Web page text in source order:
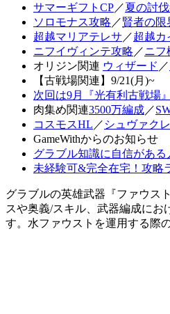
サマーギフトCP／夏の討
ソロモナス攻略 ／賢者の限
超越マリアテレサ ／超越カ
ニフイヴィンテ攻略 ／ニフ
オリジン関連 ウィザード ／
【古戦場関連】9/21(月)~
次回は9月『光有利古戦場』
肉集め関連3500万編成／
コスモスHL ／ シュヴァク
GameWithからのお知らせ
グラブル知識に自信がある
未経験可&完全在宅！攻略
グラブルの英雄武器『ファウス
スや奥義/スキル、武器編成にお
す。水ファウストを運用する際